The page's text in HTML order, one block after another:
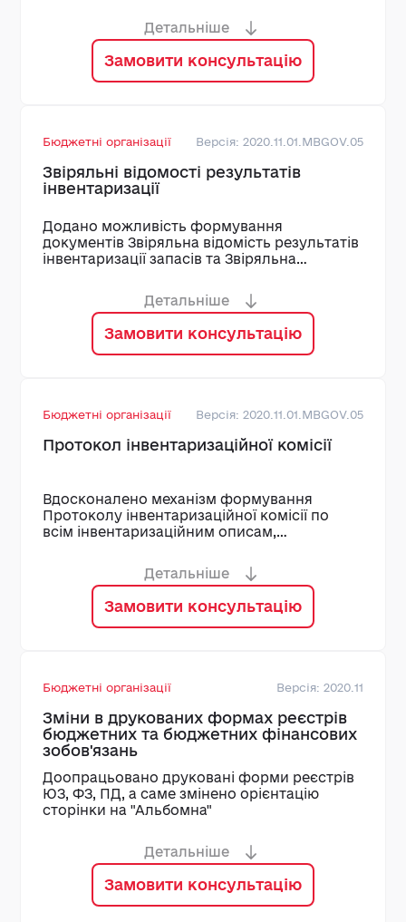
Замовити консультацію
Детальніше
Бюджетні організації Версія: 2020.11.01.MBGOV.05
Звіряльні відомості результатів
інвентаризації
Додано можливість формування
документів Звіряльна відомість результатів
інвентаризації запасів та Звіряльна
інвентаризації необоротних активів за
потреби користувача по всім позиціям
інвентаризаційного опису або ж лише по
тим рядкам документу, де відображено
розбіжності між фактичною наявність
Замовити консультацію
Детальніше
Бюджетні організації Версія: 2020.11.01.MBGOV.05
Протокол інвентаризаційної комісії
Вдосконалено механізм формування
Протоколу інвентаризаційної комісії по
всім інвентаризаційним описам,
про проведення інвентаризації
Замовити консультацію
Детальніше
Бюджетні організації Версія: 2020.11
Зміни в друкованих формах реєстрів
бюджетних та бюджетних фінансових
зобов'язань
Доопрацьовано друковані форми реєстрів
ЮЗ, ФЗ, ПД, а саме змінено орієнтацію
сторінки на "Альбомна"
Замовити консультацію
Детальніше